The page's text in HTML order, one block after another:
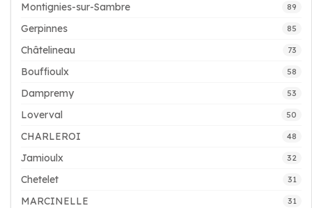
Montignies-sur-Sambre 89
Gerpinnes 85
Châtelineau 73
Bouffioulx 58
Dampremy 53
Loverval 50
CHARLEROI 48
Jamioulx 32
Chetelet 31
MARCINELLE 31